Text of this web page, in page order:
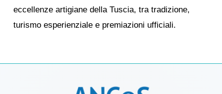
eccellenze artigiane della Tuscia, tra tradizione,
turismo esperienziale e premiazioni ufficiali.